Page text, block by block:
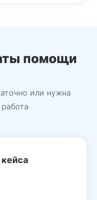
помощи
или нужна